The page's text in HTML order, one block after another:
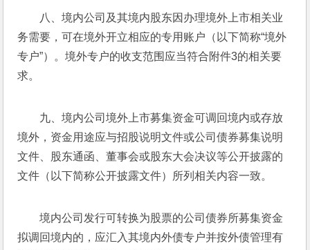
八、境内公司及其境内股东因办理境外上市相关业
务需要，可在境外开立相应的专用账户（以下简称“境外
专户”）。境外专户的收支范围应当符合附件3的相关要
求。
九、境内公司境外上市募集资金可调回境内或存放
境外，资金用途应与招股说明文件或公司债券募集说明
文件、股东通函、董事会或股东大会决议等公开披露的
文件（以下简称公开披露文件）所列相关内容一致。
境内公司发行可转换为股票的公司债券所募集资金
拟调回境内的，应汇入其境内外债专户并按外债管理有